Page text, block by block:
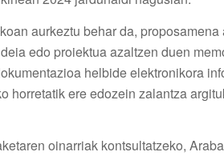
aurkeztu behar da,
edo proiektua azaltzen duen
helbide elektronikora
horretatik ere edozein zalantza
oinarriak kontsultatzeko,